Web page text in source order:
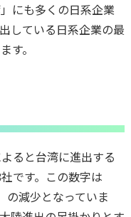
にも多くの日系企業
している日系企業の最
す。
ると台湾に進出する
です。この数字は
の減少となっていま